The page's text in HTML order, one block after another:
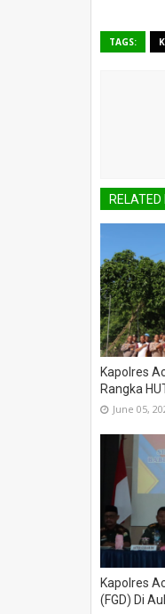
TAGS:
Kapolres
Rangka
June 05,
Kapolres
(FGD) Di